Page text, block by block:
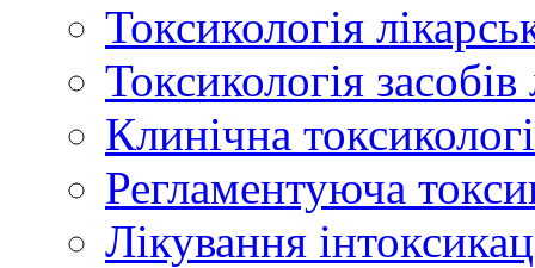
Токсикологія
Токсикологія
Клинічна
Регламентуюча
Лікування